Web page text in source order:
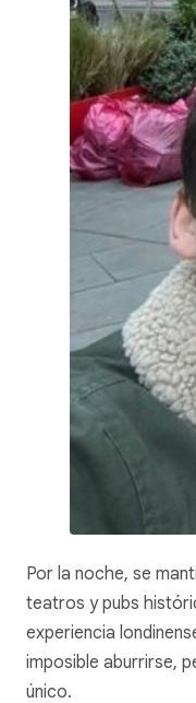
Por la noche, se
teatros y pubs
experiencia
imposible aburrirse,
único.